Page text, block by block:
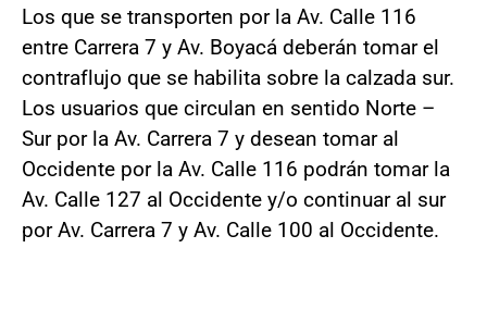
Los que se transporten por la Av. Calle 116
entre Carrera 7 y Av. Boyacá deberán tomar el
contraflujo que se habilita sobre la calzada sur.
Los usuarios que circulan en sentido Norte –
Sur por la Av. Carrera 7 y desean tomar al
Occidente por la Av. Calle 116 podrán tomar la
Av. Calle 127 al Occidente y/o continuar al sur
por Av. Carrera 7 y Av. Calle 100 al Occidente.